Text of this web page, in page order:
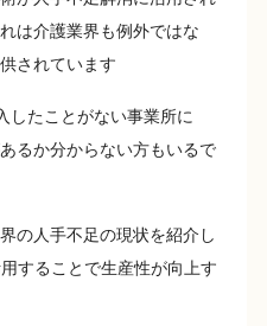
は介護業界も例外ではな
されています
したことがない事業所に
るか分からない方もいるで
の人手不足の現状を紹介し
することで生産性が向上す